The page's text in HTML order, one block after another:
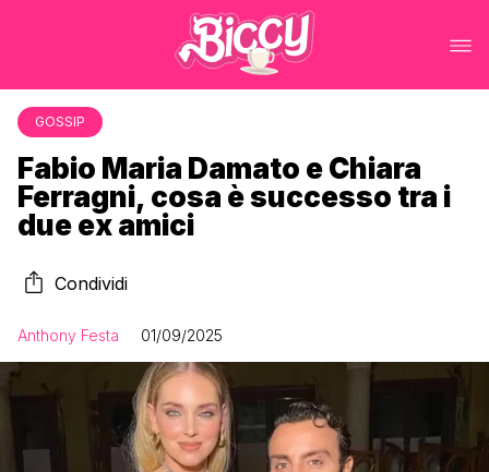
GOSSIP
Fabio Maria Damato e Chiara
Ferragni, cosa è successo tra i
due ex amici
Condividi
Anthony Festa 01/09/2025